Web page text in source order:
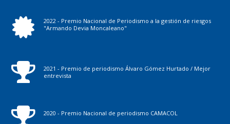
2022 - Premio Nacional de Periodismo a la gestión de riesgos
"Armando Devia Moncaleano"
2021 - Premio de periodismo Álvaro Gómez Hurtado / Mejor
entrevista
2020 - Premio Nacional de periodismo CAMACOL